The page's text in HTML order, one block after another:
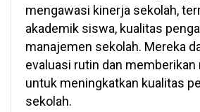
mengawasi kinerja sekolah,
akademik siswa, kualitas
manajemen sekolah. Mereka
evaluasi rutin dan
untuk meningkatkan kualitas
sekolah.